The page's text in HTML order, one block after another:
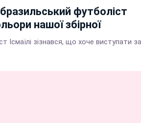
футболіст
нашої збірної
Ісмаїлі зізнався, що хоче виступати за